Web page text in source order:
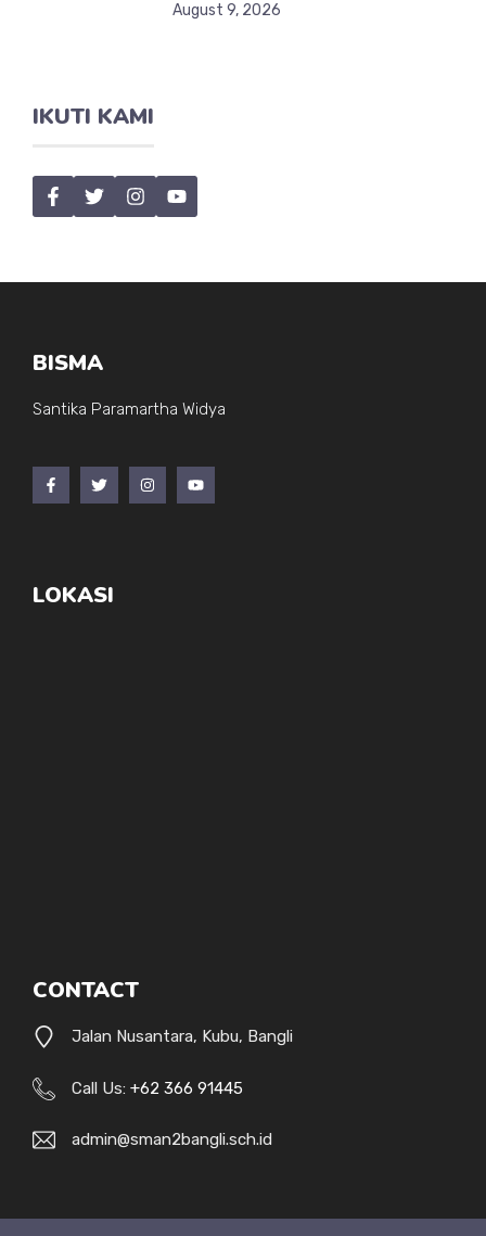
August 9, 2026
IKUTI KAMI
BISMA
Santika Paramartha Widya
LOKASI
CONTACT
Jalan Nusantara, Kubu, Bangli
Call Us: +62 366 91445
admin@sman2bangli.sch.id